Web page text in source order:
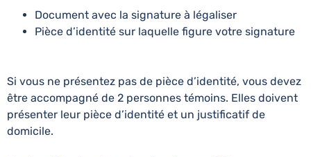
Document avec la signature à légaliser
Pièce d’identité sur laquelle figure votre signature
Si vous ne présentez pas de pièce d’identité, vous devez
être accompagné de 2 personnes témoins. Elles doivent
présenter leur pièce d’identité et un justificatif de
domicile.